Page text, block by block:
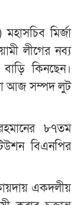
মির্জা
লীগের নব্য
কিনছেন।
আজ সম্পদ লুট
৮৭তম
বিএনপির
একদলীয়